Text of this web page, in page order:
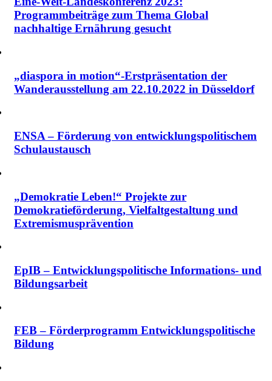
Programmbeiträge zum Thema Global
nachhaltige Ernährung gesucht
„diaspora in motion“-Erstpräsentation der
Wanderausstellung am 22.10.2022 in Düsseldorf
ENSA – Förderung von entwicklungspolitischem
Schulaustausch
„Demokratie Leben!“ Projekte zur
Demokratieförderung, Vielfalt­gestaltung und
Extremismus­prävention
EpIB – Entwicklungspolitische Informations- und
Bildungsarbeit
FEB – Förderprogramm Entwicklungspolitische
Bildung